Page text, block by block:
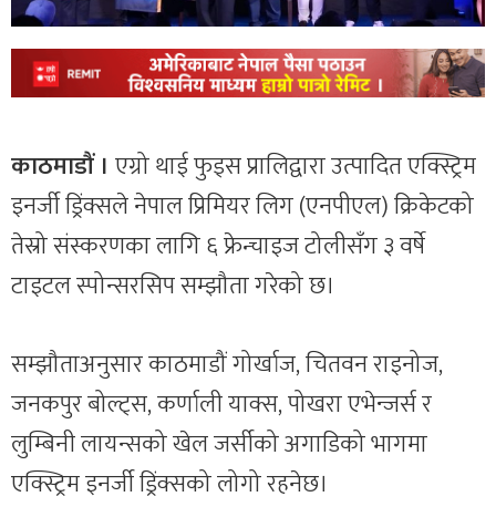
काठमाडौं । एग्रो थाई फुड्स प्रालिद्वारा उत्पादित एक्स्ट्रिम
इनर्जी ड्रिंक्सले नेपाल प्रिमियर लिग (एनपीएल) क्रिकेटको
तेस्रो संस्करणका लागि ६ फ्रेन्चाइज टोलीसँग ३ वर्षे
टाइटल स्पोन्सरसिप सम्झौता गरेको छ।
सम्झौताअनुसार काठमाडौं गोर्खाज, चितवन राइनोज,
जनकपुर बोल्ट्स, कर्णाली याक्स, पोखरा एभेन्जर्स र
लुम्बिनी लायन्सको खेल जर्सीको अगाडिको भागमा
एक्स्ट्रिम इनर्जी ड्रिंक्सको लोगो रहनेछ।